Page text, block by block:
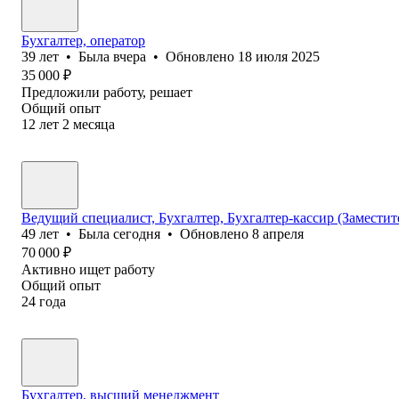
Бухгалтер, оператор
39 лет • Была вчера • Обновлено 18 июля 2025
35 000 ₽
Предложили работу, решает
Общий опыт
12 лет 2 месяца
Ведущий специалист, Бухгалтер, Бухгалтер-кассир
49 лет • Была сегодня • Обновлено 8 апреля
70 000 ₽
Активно ищет работу
Общий опыт
24 года
Бухгалтер, высший менеджмент